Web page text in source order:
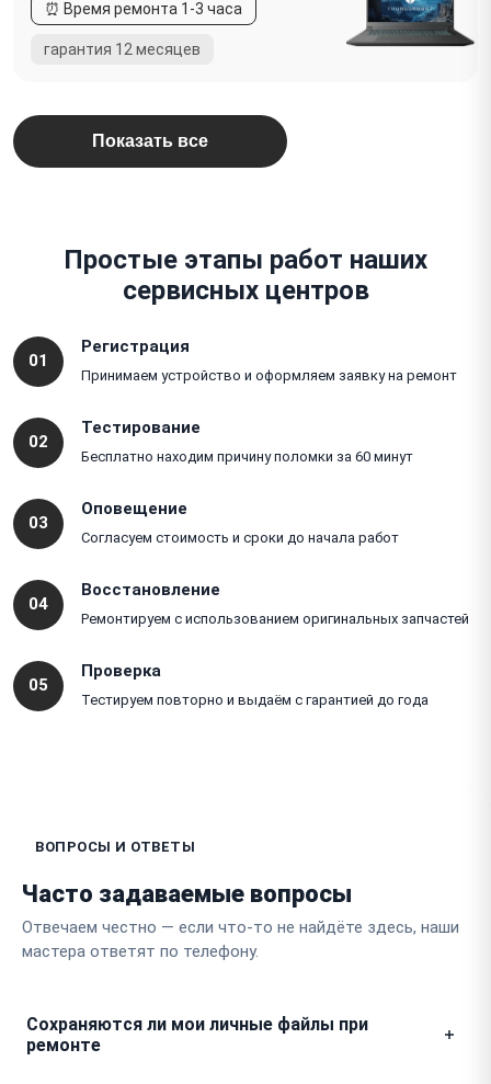
Показать все
Простые этапы работ наших
сервисных центров
01
Регистрация
Принимаем устройство и оформляем заявку на ремонт
02
Тестирование
Бесплатно находим причину поломки за 60 минут
03
Оповещение
Согласуем стоимость и сроки до начала работ
04
Восстановление
Ремонтируем с использованием оригинальных запчастей
05
Проверка
Тестируем повторно и выдаём с гарантией до года
ВОПРОСЫ И ОТВЕТЫ
Часто задаваемые вопросы
Отвечаем честно — если что-то не найдёте здесь, наши
мастера ответят по телефону.
Сохраняются ли мои личные файлы при
ремонте